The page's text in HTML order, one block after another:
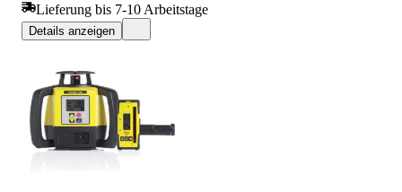
Lieferung bis 7-10 Arbeitstage
Details anzeigen